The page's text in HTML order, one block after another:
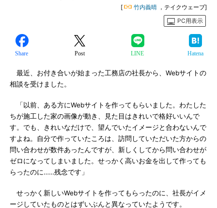
[ 竹内義晴 ，テイクウェーブ]
PC用表示
Share Post LINE Hatena
最近、お付き合いが始まった工務店の社長から、Webサイトの
相談を受けました。
「以前、ある方にWebサイトを作ってもらいました。わたした
ちが施工した家の画像が動き、見た目はきれいで格好いいんで
す。でも、きれいなだけで、望んでいたイメージと合わないんで
すよね。自分で作っていたころは、訪問していただいた方からの
問い合わせが数件あったんですが、新しくしてから問い合わせが
ゼロになってしまいました。せっかく高いお金を出して作っても
らったのに……残念です」
せっかく新しいWebサイトを作ってもらったのに、社長がイメ
ージしていたものとはずいぶんと異なっていたようです。